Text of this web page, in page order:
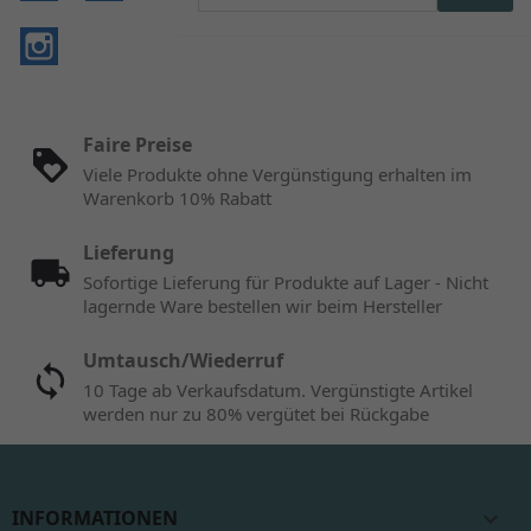
Faire Preise
Viele Produkte ohne Vergünstigung erhalten im
Warenkorb 10% Rabatt
Lieferung
Sofortige Lieferung für Produkte auf Lager - Nicht
lagernde Ware bestellen wir beim Hersteller
Umtausch/Wiederruf
10 Tage ab Verkaufsdatum. Vergünstigte Artikel
werden nur zu 80% vergütet bei Rückgabe
INFORMATIONEN